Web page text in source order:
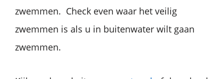
zwemmen. Check even waar het veilig
zwemmen is als u in buitenwater wilt gaan
zwemmen.